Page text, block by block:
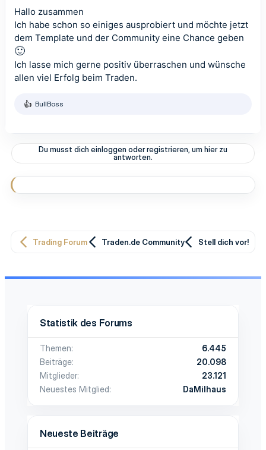
Hallo zusammen
Ich habe schon so einiges ausprobiert und möchte jetzt
dem Template und der Community eine Chance geben
🙂
Ich lasse mich gerne positiv überraschen und wünsche
allen viel Erfolg beim Traden.
R
t
o
n
n
BullBoss
Du musst dich einloggen oder registrieren, um hier zu
antworten.
Trading Forum Traden.de Community Stell dich vor!
Statistik des Forums
Themen
6.445
Beiträge
20.098
Mitglieder
23.121
Neuestes Mitglied
DaMilhaus
Neueste Beiträge